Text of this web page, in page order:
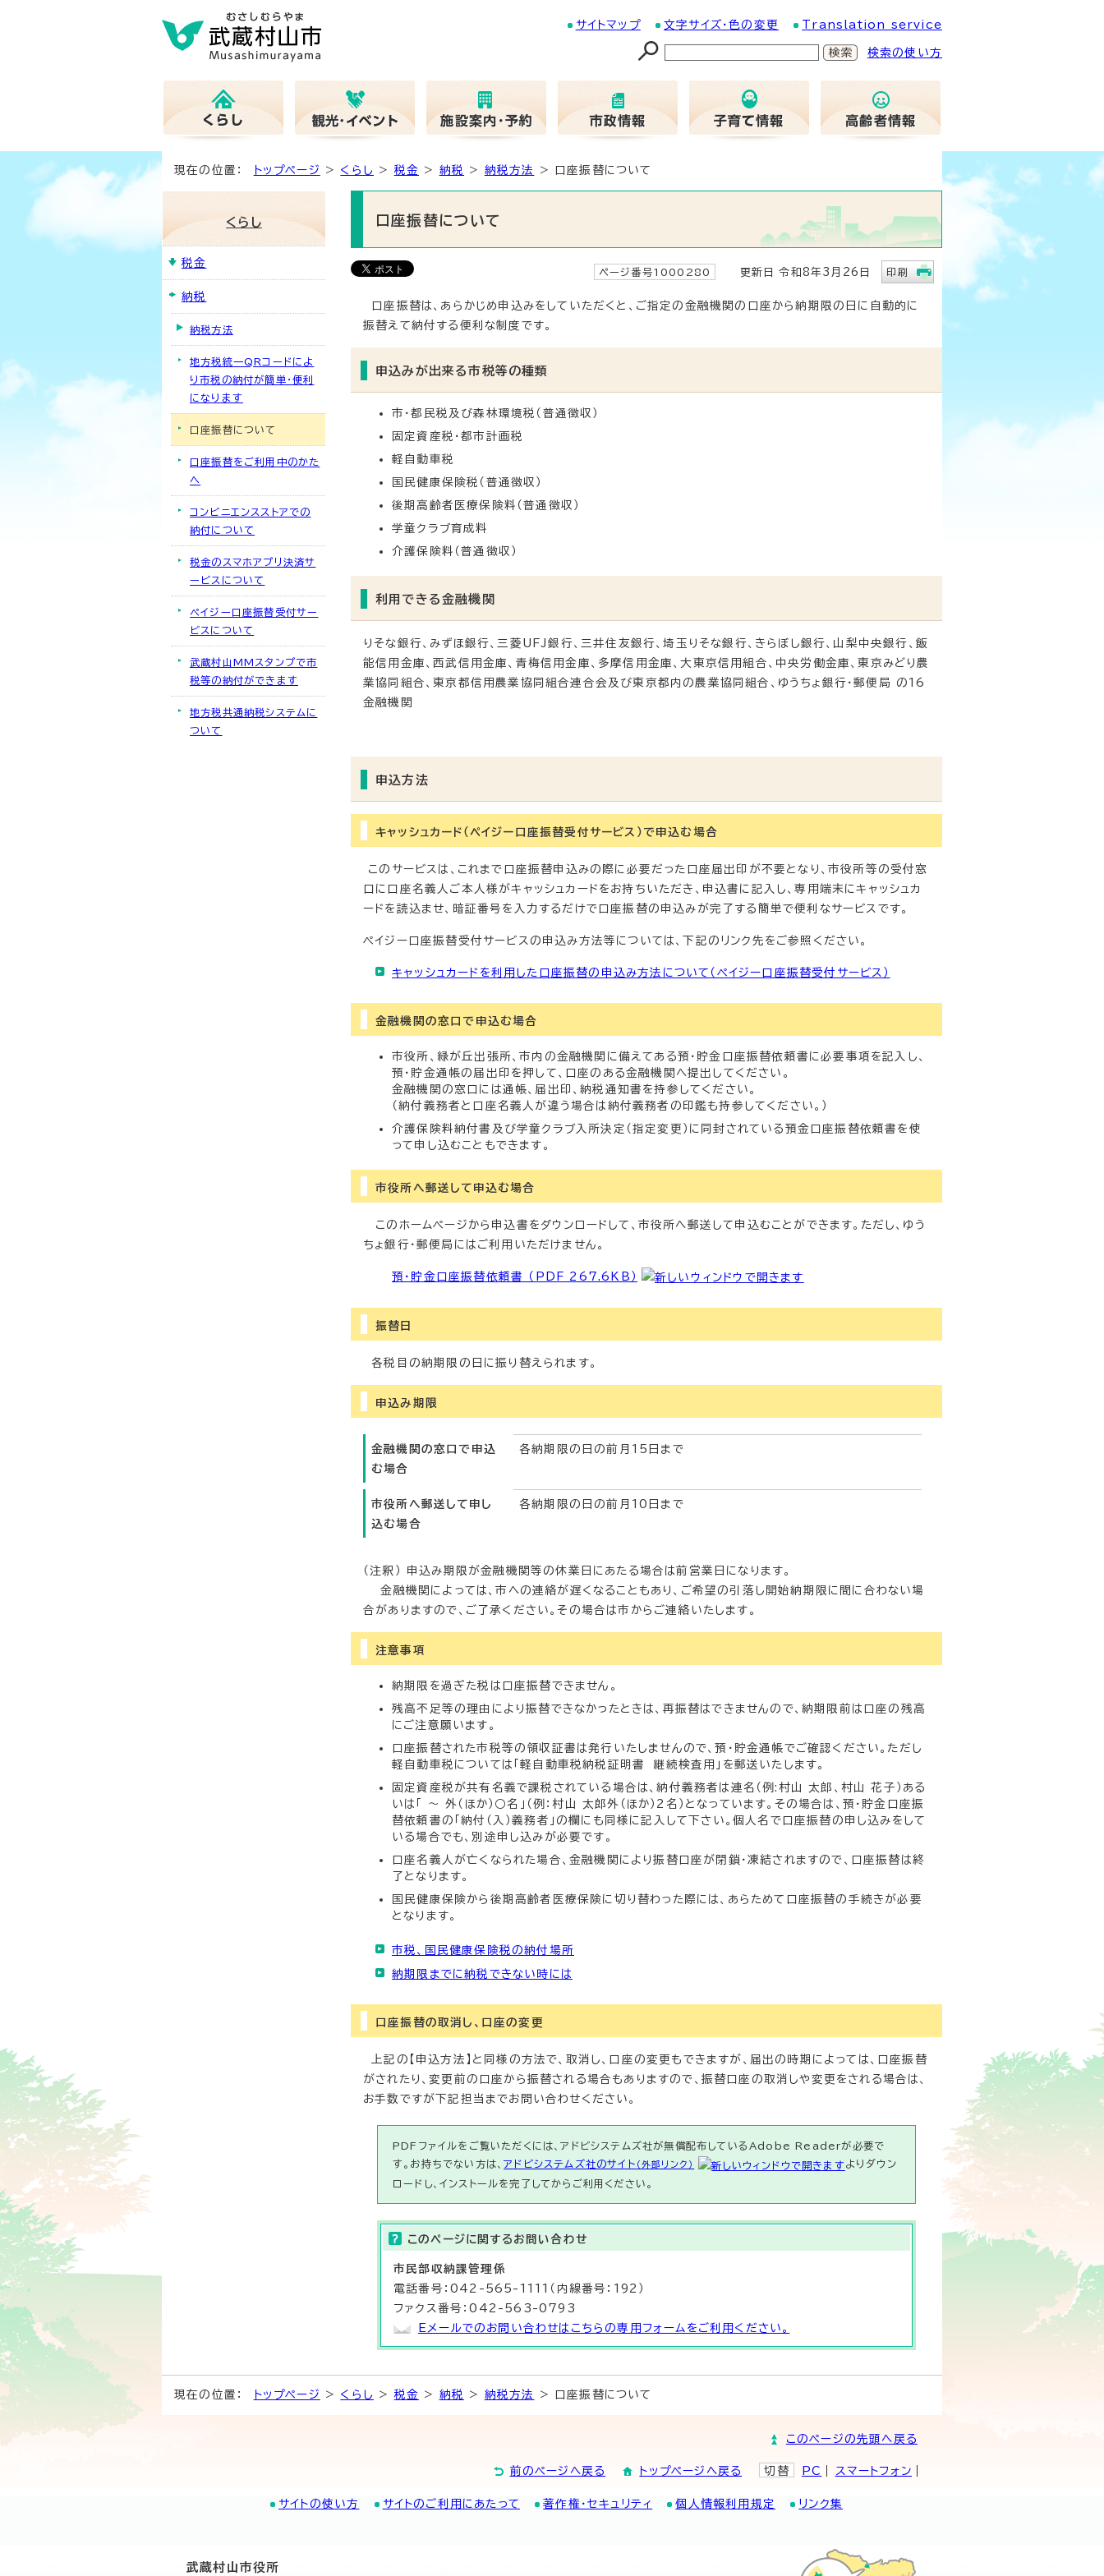
サイトマップ 文字サイズ・色の変更 Translation service
検索の使い方
現在の位置： トップページ > くらし > 税金 > 納税 > 納税方法 > 口座振替について
口座振替について
ページ番号1000280 更新日 令和8年3月26日 印刷
口座振替は、あらかじめ申込みをしていただくと、ご指定の金融機関の口座から納期限の日に自動的に
振替えて納付する便利な制度です。
申込みが出来る市税等の種類
市・都民税及び森林環境税（普通徴収）
固定資産税・都市計画税
軽自動車税
国民健康保険税（普通徴収）
後期高齢者医療保険料（普通徴収）
学童クラブ育成料
介護保険料（普通徴収）
利用できる金融機関
りそな銀行、みずほ銀行、三菱UFJ銀行、三井住友銀行、埼玉りそな銀行、きらぼし銀行、山梨中央銀行、飯
能信用金庫、西武信用金庫、青梅信用金庫、多摩信用金庫、大東京信用組合、中央労働金庫、東京みどり農
業協同組合、東京都信用農業協同組合連合会及び東京都内の農業協同組合、ゆうちょ銀行・郵便局 の16
金融機関
申込方法
キャッシュカード（ペイジー口座振替受付サービス）で申込む場合
このサービスは、これまで口座振替申込みの際に必要だった口座届出印が不要となり、市役所等の受付窓
口に口座名義人ご本人様がキャッシュカードをお持ちいただき、申込書に記入し、専用端末にキャッシュカ
ードを読込ませ、暗証番号を入力するだけで口座振替の申込みが完了する簡単で便利なサービスです。
ペイジー口座振替受付サービスの申込み方法等については、下記のリンク先をご参照ください。
キャッシュカードを利用した口座振替の申込み方法について（ペイジー口座振替受付サービス）
金融機関の窓口で申込む場合
市役所、緑が丘出張所、市内の金融機関に備えてある預・貯金口座振替依頼書に必要事項を記入し、
預・貯金通帳の届出印を押して、口座のある金融機関へ提出してください。
金融機関の窓口には通帳、届出印、納税通知書を持参してください。
（納付義務者と口座名義人が違う場合は納付義務者の印鑑も持参してください。）
介護保険料納付書及び学童クラブ入所決定（指定変更）に同封されている預金口座振替依頼書を使
って申し込むこともできます。
市役所へ郵送して申込む場合
このホームページから申込書をダウンロードして、市役所へ郵送して申込むことができます。ただし、ゆう
ちょ銀行・郵便局にはご利用いただけません。
預・貯金口座振替依頼書 （PDF 267.6KB）
振替日
各税目の納期限の日に振り替えられます。
申込み期限
金融機関の窓口で申込
む場合
各納期限の日の前月15日まで
市役所へ郵送して申し
込む場合
各納期限の日の前月10日まで
（注釈） 申込み期限が金融機関等の休業日にあたる場合は前営業日になります。
金融機関によっては、市への連絡が遅くなることもあり、ご希望の引落し開始納期限に間に合わない場
合がありますので、ご了承ください。その場合は市からご連絡いたします。
注意事項
納期限を過ぎた税は口座振替できません。
残高不足等の理由により振替できなかったときは、再振替はできませんので、納期限前は口座の残高
にご注意願います。
口座振替された市税等の領収証書は発行いたしませんので、預・貯金通帳でご確認ください。ただし
軽自動車税については「軽自動車税納税証明書 継続検査用」を郵送いたします。
固定資産税が共有名義で課税されている場合は、納付義務者は連名（例:村山 太郎、村山 花子）ある
いは「 ～ 外（ほか）○名」（例：村山 太郎外（ほか）2名）となっています。その場合は、預・貯金口座振
替依頼書の「納付（入）義務者」の欄にも同様に記入して下さい。個人名で口座振替の申し込みをして
いる場合でも、別途申し込みが必要です。
口座名義人が亡くなられた場合、金融機関により振替口座が閉鎖・凍結されますので、口座振替は終
了となります。
国民健康保険から後期高齢者医療保険に切り替わった際には、あらためて口座振替の手続きが必要
となります。
市税、国民健康保険税の納付場所
納期限までに納税できない時には
口座振替の取消し、口座の変更
上記の【申込方法】と同様の方法で、取消し、口座の変更もできますが、届出の時期によっては、口座振替
がされたり、変更前の口座から振替される場合もありますので、振替口座の取消しや変更をされる場合は、
お手数ですが下記担当までお問い合わせください。
PDFファイルをご覧いただくには、アドビシステムズ社が無償配布しているAdobe Readerが必要で
す。お持ちでない方は、アドビシステムズ社のサイト （外部リンク）
よりダウン
ロードし、インストールを完了してからご利用ください。
このページに関する お問い合わせ
市民部収納課管理係
電話番号：042-565-1111（内線番号：192）
ファクス番号：042-563-0793
Eメールでのお問い合わせはこちらの専用フォームをご利用ください。
くらし
税金
納税
納税方法
地方税統一QRコードによ
り市税の納付が簡単・便利
になります
口座振替について
口座振替をご利用中のかた
へ
コンビニエンスストアでの
納付について
税金のスマホアプリ決済サ
ービスについて
ペイジー口座振替受付サー
ビスについて
武蔵村山MMスタンプで市
税等の納付ができます
地方税共通納税システムに
ついて
現在の位置： トップページ > くらし > 税金 > 納税 > 納税方法 > 口座振替について
このページの先頭へ戻る
前のページへ戻る トップページへ戻る 切替 PC スマートフォン
サイトの使い方 サイトのご利用にあたって 著作権・セキュリティ 個人情報利用規定 リンク集
武蔵村山市役所